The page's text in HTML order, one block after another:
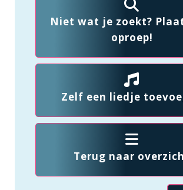
Niet wat je zoekt?
oproep!
Zelf een liedje
Terug naar